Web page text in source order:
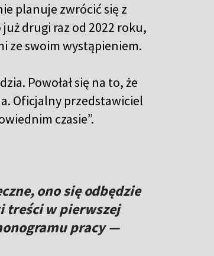
planuje zwrócić się z
drugi raz od 2022 roku,
ze swoim wystąpieniem.
Powołał się na to, że
Oficjalny przedstawiciel
czasie”.
ono się odbędzie
treści w pierwszej
pracy —